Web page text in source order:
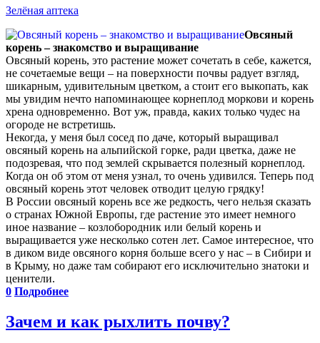
Зелёная аптека
Овсяный
корень – знакомство и выращивание
Овсяный корень, это растение может сочетать в себе, кажется,
не сочетаемые вещи – на поверхности почвы радует взгляд,
шикарным, удивительным цветком, а стоит его выкопать, как
мы увидим нечто напоминающее корнеплод моркови и корень
хрена одновременно. Вот уж, правда, каких только чудес на
огороде не встретишь.
Некогда, у меня был сосед по даче, который выращивал
овсяный корень на альпийской горке, ради цветка, даже не
подозревая, что под землей скрывается полезный корнеплод.
Когда он об этом от меня узнал, то очень удивился. Теперь под
овсяный корень этот человек отводит целую грядку!
В России овсяный корень все же редкость, чего нельзя сказать
о странах Южной Европы, где растение это имеет немного
иное название – козлобородник или белый корень и
выращивается уже несколько сотен лет. Самое интересное, что
в диком виде овсяного корня больше всего у нас – в Сибири и
в Крыму, но даже там собирают его исключительно знатоки и
ценители.
0 Подробнее
Зачем и как рыхлить почву?